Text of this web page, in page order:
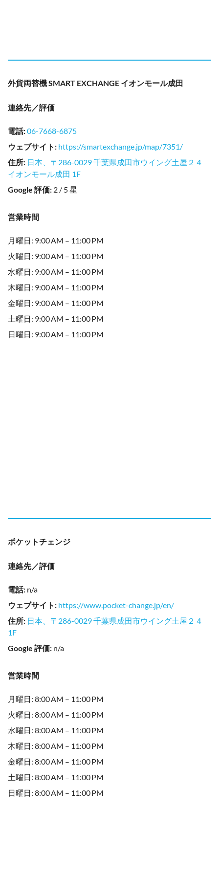
外貨両替機 SMART EXCHANGE イオンモール成田
連絡先／評価
電話:06-7668-6875
ウェブサイト : https://smartexchange.jp/map/7351/
住所: 日本、〒286-0029 千葉県成田市ウイング土屋２４
イオンモール成田 1F
Google 評価: 2 / 5 星
営業時間
月曜日: 9:00 AM – 11:00 PM
火曜日: 9:00 AM – 11:00 PM
水曜日: 9:00 AM – 11:00 PM
木曜日: 9:00 AM – 11:00 PM
金曜日: 9:00 AM – 11:00 PM
土曜日: 9:00 AM – 11:00 PM
日曜日: 9:00 AM – 11:00 PM
ポケットチェンジ
連絡先／評価
電話: n/a
ウェブサイト : https://www.pocket-change.jp/en/
住所: 日本、〒286-0029 千葉県成田市ウイング土屋２４
1F
Google 評価: n/a
営業時間
月曜日: 8:00 AM – 11:00 PM
火曜日: 8:00 AM – 11:00 PM
水曜日: 8:00 AM – 11:00 PM
木曜日: 8:00 AM – 11:00 PM
金曜日: 8:00 AM – 11:00 PM
土曜日: 8:00 AM – 11:00 PM
日曜日: 8:00 AM – 11:00 PM